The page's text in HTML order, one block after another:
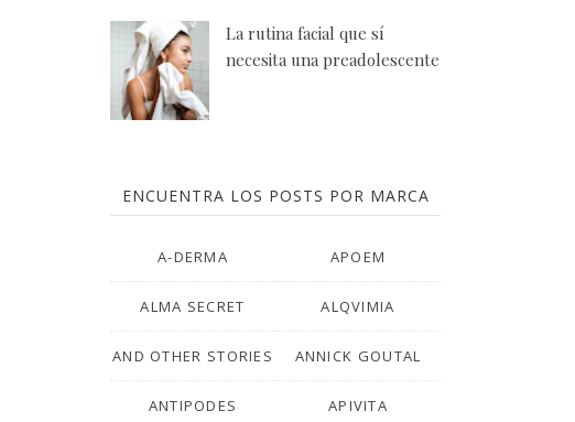
La rutina facial que sí
necesita una preadolescente
ENCUENTRA LOS POSTS POR MARCA
A-DERMA APOEM
ALMA SECRET ALQVIMIA
AND OTHER STORIES ANNICK GOUTAL
ANTIPODES APIVITA